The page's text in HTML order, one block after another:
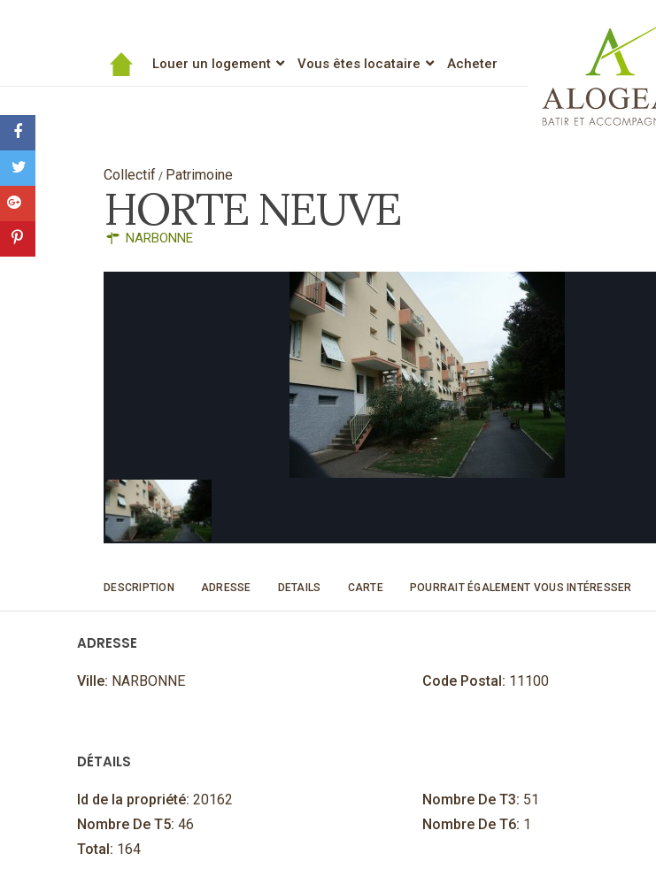
Louer un logement Vous êtes locataire Acheter Lien vers l’accueil
Collectif / Patrimoine
HORTE NEUVE
NARBONNE
DESCRIPTION ADRESSE DETAILS CARTE POURRAIT ÉGALEMENT VOUS INTÉRESSER
ADRESSE
Ville: NARBONNE Code Postal: 11100
DÉTAILS
Id de la propriété: 20162 Nombre De T3: 51
Nombre De T5: 46 Nombre De T6: 1
Total: 164